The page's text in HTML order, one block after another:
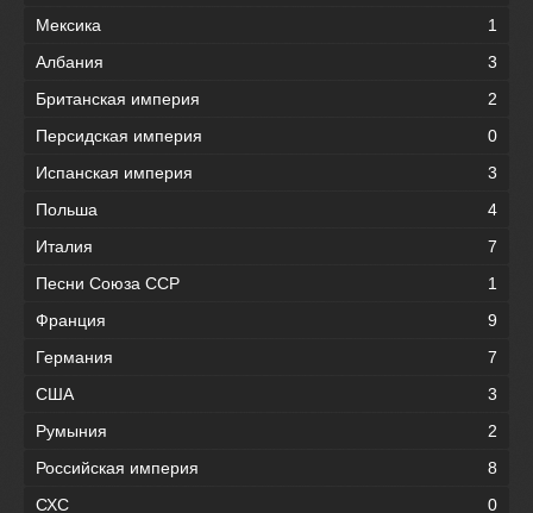
Мексика
1
Албания
3
Британская империя
2
Персидская империя
0
Испанская империя
3
Польша
4
Италия
7
Песни Союза ССР
1
Франция
9
Германия
7
США
3
Румыния
2
Российская империя
8
СХС
0